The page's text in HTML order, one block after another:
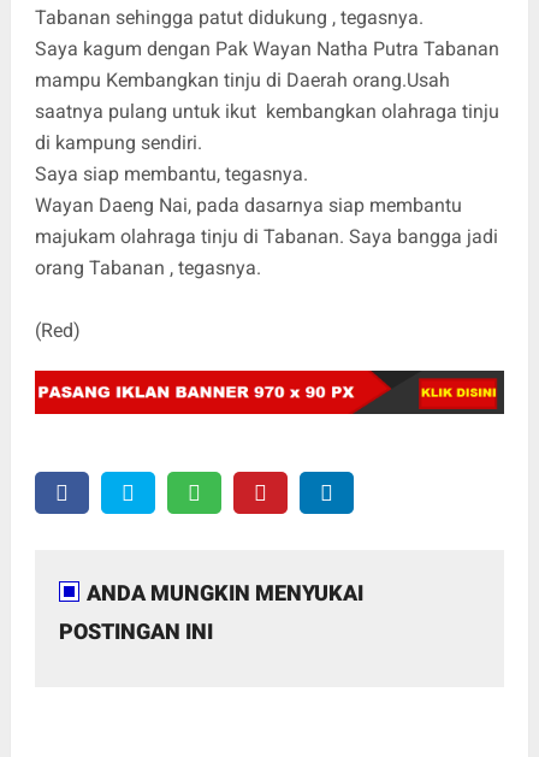
Tabanan sehingga patut didukung , tegasnya.
Saya kagum dengan Pak Wayan Natha Putra Tabanan
mampu Kembangkan tinju di Daerah orang.Usah
saatnya pulang untuk ikut kembangkan olahraga tinju
di kampung sendiri.
Saya siap membantu, tegasnya.
Wayan Daeng Nai, pada dasarnya siap membantu
majukam olahraga tinju di Tabanan. Saya bangga jadi
orang Tabanan , tegasnya.
(Red)
ANDA MUNGKIN MENYUKAI
POSTINGAN INI